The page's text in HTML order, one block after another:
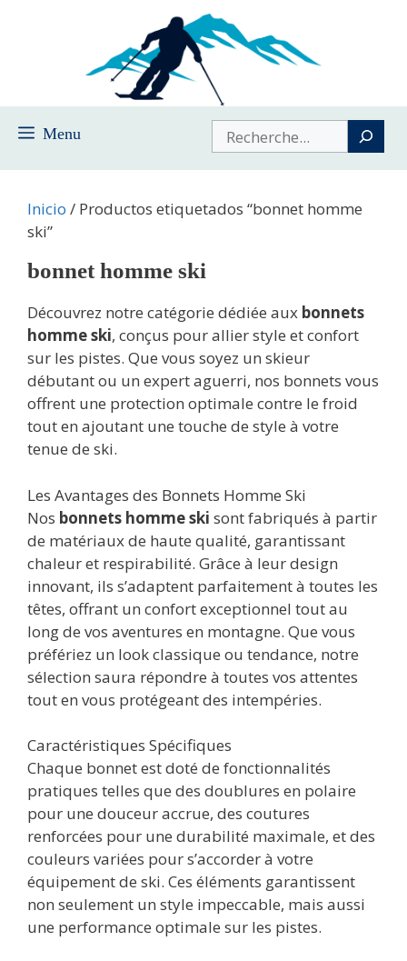
Menu Buscar
Inicio / Productos etiquetados “bonnet homme
ski”
bonnet homme ski
Découvrez notre catégorie dédiée aux bonnets
homme ski, conçus pour allier style et confort
sur les pistes. Que vous soyez un skieur
débutant ou un expert aguerri, nos bonnets vous
offrent une protection optimale contre le froid
tout en ajoutant une touche de style à votre
tenue de ski.
Les Avantages des Bonnets Homme Ski
Nos bonnets homme ski sont fabriqués à partir
de matériaux de haute qualité, garantissant
chaleur et respirabilité. Grâce à leur design
innovant, ils s’adaptent parfaitement à toutes les
têtes, offrant un confort exceptionnel tout au
long de vos aventures en montagne. Que vous
préfériez un look classique ou tendance, notre
sélection saura répondre à toutes vos attentes
tout en vous protégeant des intempéries.
Caractéristiques Spécifiques
Chaque bonnet est doté de fonctionnalités
pratiques telles que des doublures en polaire
pour une douceur accrue, des coutures
renforcées pour une durabilité maximale, et des
couleurs variées pour s’accorder à votre
équipement de ski. Ces éléments garantissent
non seulement un style impeccable, mais aussi
une performance optimale sur les pistes.